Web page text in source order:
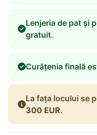
Lenjeria de pat și
gratuit.
Curățenia finală
La fața locului se
300 EUR.